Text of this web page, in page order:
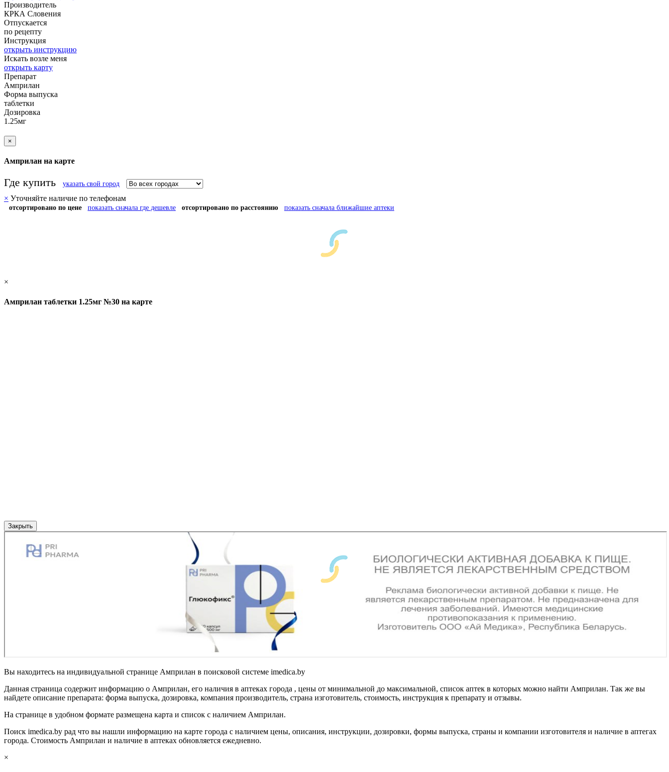
Производитель
КРКА Словения
Отпускается
по рецепту
Инструкция
открыть инструкцию
Искать возле меня
открыть карту
Препарат
Амприлан
Форма выпуска
таблетки
Дозировка
1.25мг
×
Амприлан на карте
Где купить указать свой город
× Уточняйте наличие по телефонам
отсортировано по цене показать сначала где дешевле отсортировано по расстоянию показать сначала ближайшие аптеки
×
Амприлан таблетки 1.25мг №30 на карте
Закрыть
Вы находитесь на индивидуальной странице Амприлан в поисковой системе imedica.by
Данная страница содержит информацию о Амприлан, его наличия в аптеках города , цены от минимальной до максимальной, список аптек в которых можно найти Амприлан. Так же вы
найдете описание препарата: форма выпуска, дозировка, компания производитель, страна изготовитель, стоимость, инструкция к препарату и отзывы.
На странице в удобном формате размещена карта и список с наличием Амприлан.
Поиск imedica.by рад что вы нашли информацию на карте города с наличием цены, описания, инструкции, дозировки, формы выпуска, страны и компании изготовителя и наличие в аптегах
города. Стоимость Амприлан и наличие в аптеках обновляется ежедневно.
×